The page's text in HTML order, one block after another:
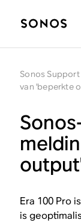
Sonos Support
van 'beperkte
Era 100 Pro
is